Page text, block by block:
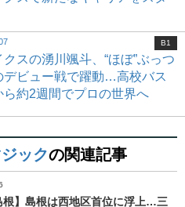
スの湧川颯斗、“ほぼ”ぶっつ
デビュー戦で躍動…高校バス
ら約2週間でプロの世界へ
B1
ックの関連記事
根】島根は西地区首位に浮上…三